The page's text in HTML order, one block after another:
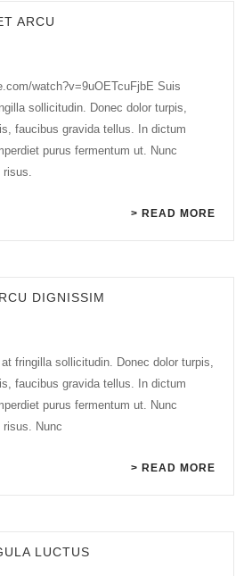
ARCU
watch?v=9uOETcuFjbE Suis
sollicitudin. Donec dolor turpis,
faucibus gravida tellus. In dictum
purus fermentum ut. Nunc
> READ MORE
DIGNISSIM
fringilla sollicitudin. Donec dolor turpis,
faucibus gravida tellus. In dictum
purus fermentum ut. Nunc
risus. Nunc
> READ MORE
LUCTUS